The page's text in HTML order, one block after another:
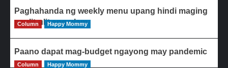
Paghahanda ng weekly menu upang hindi maging
paulit-ulit ang ulam
Column Happy Mommy
Paano dapat mag-budget ngayong may pandemic
Column Happy Mommy